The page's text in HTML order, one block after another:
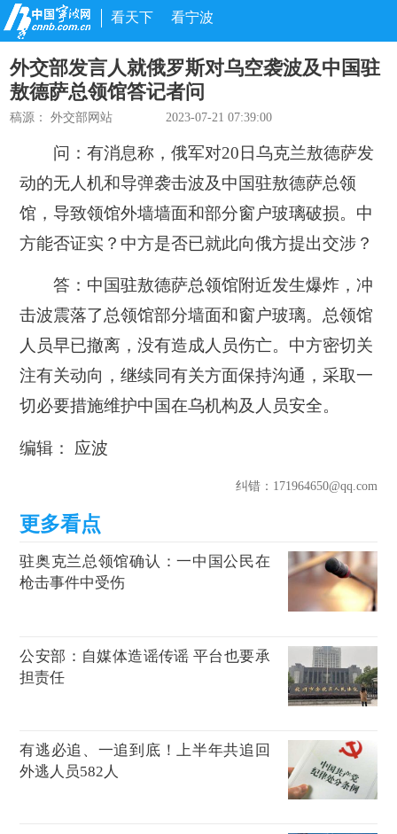
看天下 看宁波
外交部发言人就俄罗斯对乌空袭波及中国驻
敖德萨总领馆答记者问
稿源：外交部网站 2023-07-21 07:39:00
问：有消息称，俄军对20日乌克兰敖德萨发
动的无人机和导弹袭击波及中国驻敖德萨总领
馆，导致领馆外墙墙面和部分窗户玻璃破损。中
方能否证实？中方是否已就此向俄方提出交涉？
答：中国驻敖德萨总领馆附近发生爆炸，冲
击波震落了总领馆部分墙面和窗户玻璃。总领馆
人员早已撤离，没有造成人员伤亡。中方密切关
注有关动向，继续同有关方面保持沟通，采取一
切必要措施维护中国在乌机构及人员安全。
编辑： 应波
纠错：171964650@qq.com
驻奥克兰总领馆确认：一中国公民在
枪击事件中受伤
公安部：自媒体造谣传谣 平台也要承
担责任
有逃必追、一追到底！上半年共追回
外逃人员582人